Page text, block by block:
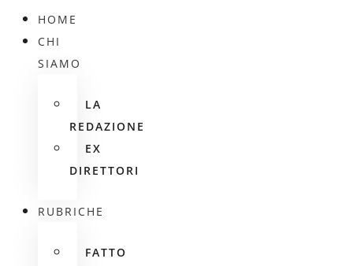
HOME
CHI
SIAMO
LA
REDAZIONE
EX
DIRETTORI
RUBRICHE
FATTO